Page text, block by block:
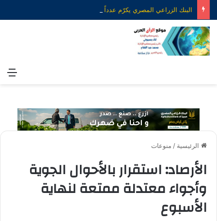
الرئيسية / منوعات
الأرصاد: استقرار بالأحوال الجوية
وأجواء معتدلة ممتعة لنهاية
الأسبوع